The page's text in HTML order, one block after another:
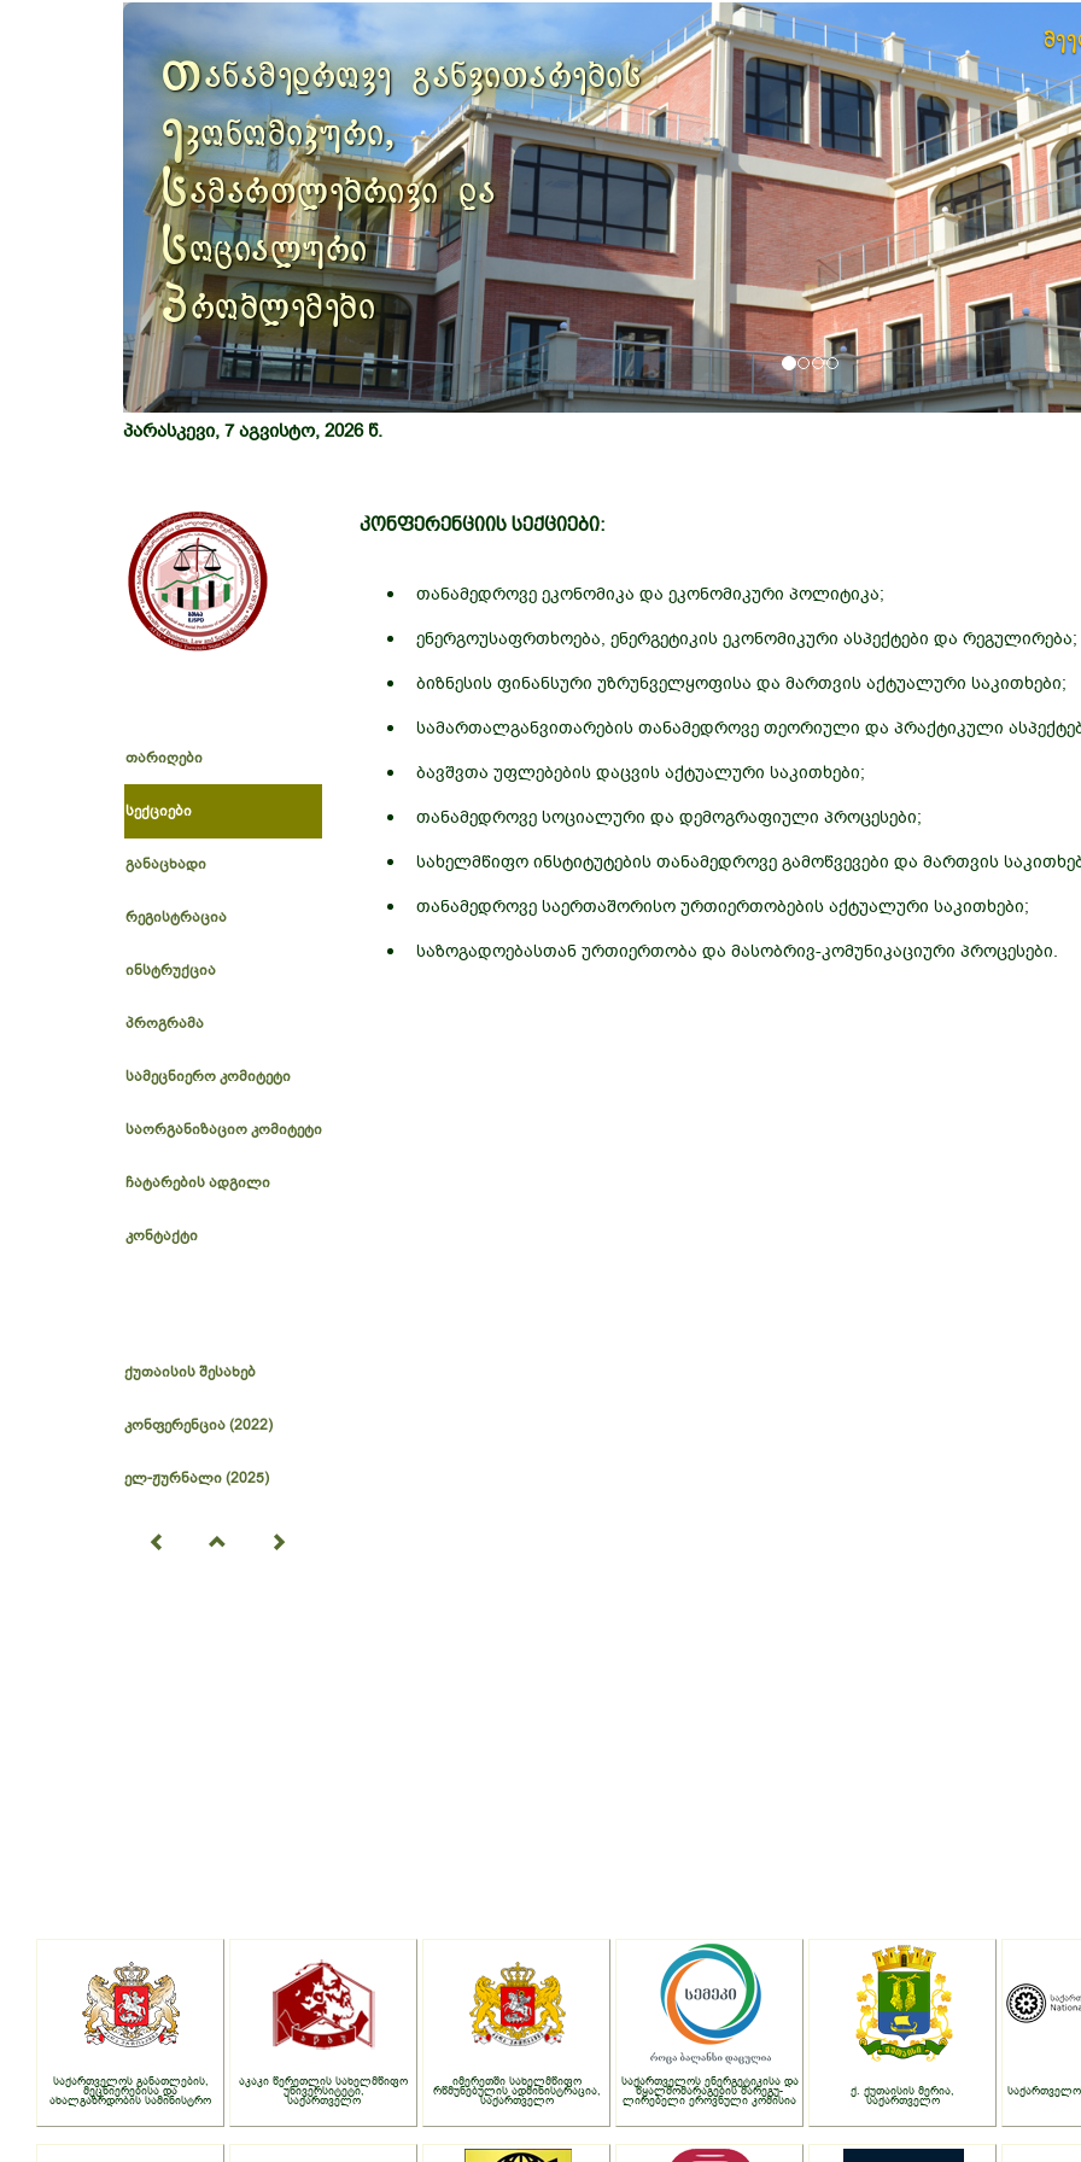
თანამედროვე განვითარების
ეკონომიკური,
სამართლებრივი და
სოციალური
პრობლემები
პარასკევი, 7 აგვისტო, 2026 წ.
თარიღები
სექციები
განაცხადი
რეგისტრაცია
ინსტრუქცია
პროგრამა
სამეცნიერო კომიტეტი
საორგანიზაციო კომიტეტი
ჩატარების ადგილი
კონტაქტი
ქუთაისის შესახებ
კონფერენცია (2022)
ელ-ჟურნალი (2025)
კონფერენციის სექციები:
თანამედროვე ეკონომიკა და ეკონომიკური პოლიტიკა;
ენერგოუსაფრთხოება, ენერგეტიკის ეკონომიკური ასპექტები და რეგულირება;
ბიზნესის ფინანსური უზრუნველყოფისა და მართვის აქტუალური საკითხები;
სამართალგანვითარების თანამედროვე თეორიული და პრაქტიკული
ბავშვთა უფლებების დაცვის აქტუალური საკითხები;
თანამედროვე სოციალური და დემოგრაფიული პროცესები;
სახელმწიფო ინსტიტუტების თანამედროვე გამოწვევები და მართვის
თანამედროვე საერთაშორისო ურთიერთობების აქტუალური საკითხები;
საზოგადოებასთან ურთიერთობა და მასობრივ-კომუნიკაციური პროცესები.
საქართველოს განათლების,
მეცნიერებისა და
ახალგაზრდობის სამინისტრო
აკაკი წერეთლის სახელმწიფო
უნივერსიტეტი,
საქართველო
იმერეთში სახელმწიფო
რწმუნებულის ადმინისტრაცია,
საქართველო
საქართველოს ენერგეტიკისა და
წყალმომარაგების მარეგუ-
ლირებელი ეროვნული კომისია
ქ. ქუთაისის მერია,
საქართველო